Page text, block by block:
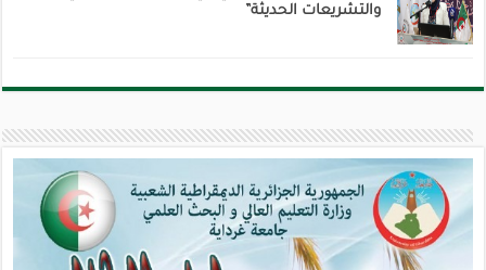
والتشريعات الحديثة”